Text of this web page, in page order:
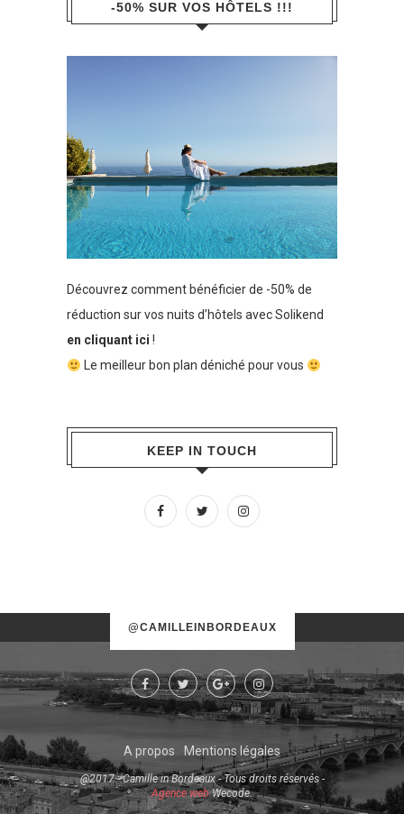
-50% SUR VOS HÔTELS !!!
Découvrez comment bénéficier de -50% de
réduction sur vos nuits d’hôtels avec Solikend
en cliquant ici !
Le meilleur bon plan déniché pour vous
KEEP IN TOUCH
@CAMILLEINBORDEAUX
Try some other hashtag or username
A propos Mentions légales
@2017 - Camille in Bordeaux - Tous droits réservés -
Agence webWecode.